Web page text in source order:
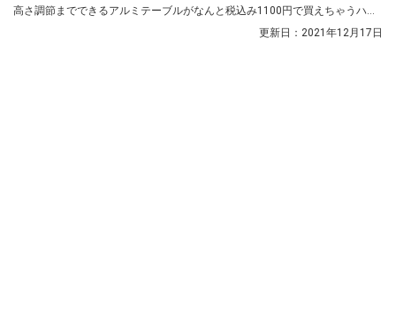
高さ調節までできるアルミテーブルがなんと税込み1100円で買えちゃうハイ
更新日： 2021年12月17日